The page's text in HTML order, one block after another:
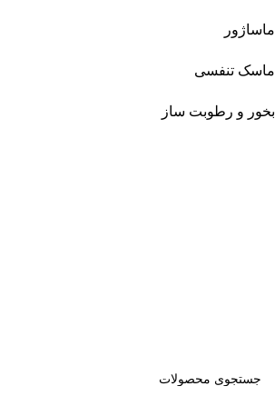
ماساژور
ماسک تنفسی
بخور و رطوبت ساز